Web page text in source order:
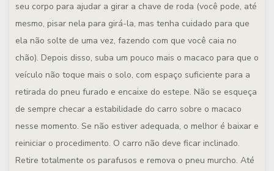
seu corpo para ajudar a girar a chave de roda (você pode, até
mesmo, pisar nela para girá-la, mas tenha cuidado para que
ela não solte de uma vez, fazendo com que você caia no
chão). Depois disso, suba um pouco mais o macaco para que o
veículo não toque mais o solo, com espaço suficiente para a
retirada do pneu furado e encaixe do estepe. Não se esqueça
de sempre checar a estabilidade do carro sobre o macaco
nesse momento. Se não estiver adequada, o melhor é baixar e
reiniciar o procedimento. O carro não deve ficar inclinado.
Retire totalmente os parafusos e remova o pneu murcho. Até